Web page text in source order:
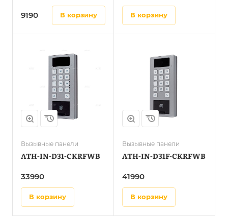
9190 в корзину в корзину
Вызывные панели
ATH-IN-D31-CKRFWB
33990
в корзину
Вызывные панели
ATH-IN-D31F-CKRFWB
41990
в корзину